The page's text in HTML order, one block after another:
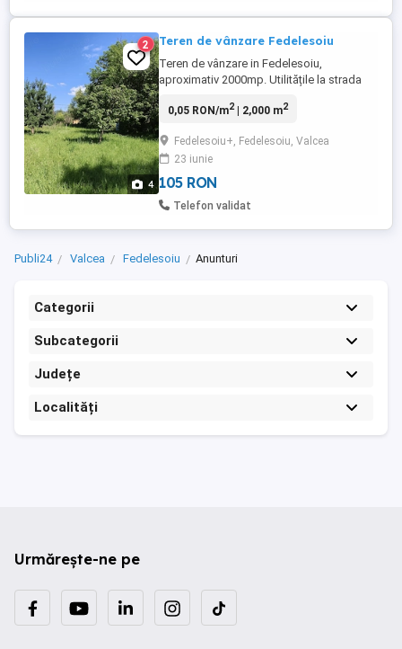
4
2 Teren de vânzare Fedelesoiu
Teren de vânzare in Fedelesoiu,
aproximativ 2000mp. Utilitățile la strada
Drum de acces privat de aproximativ 40m.
iar restul extravilan dar urmează să fie
trecut în intravilan. Ideal pentru construcția
unei locuințe ...
0,05 RON/m2| 2,000 m2
Fedelesoiu+, Fedelesoiu, Valcea
23 iunie
105 RON
Telefon validat
Publi24 Valcea Fedelesoiu Anunturi
Categorii
Subcategorii
Județe
Localități
Urmărește-ne pe